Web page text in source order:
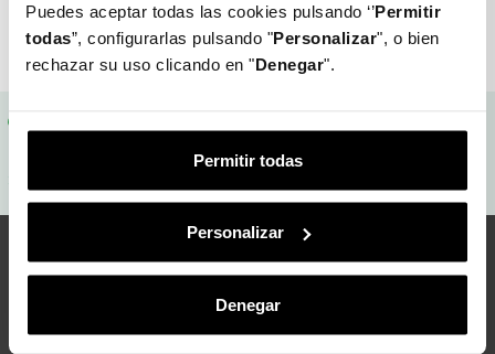
Puedes aceptar todas las cookies pulsando ‘’Permitir
todas”, configurarlas pulsando "Personalizar", o bien
rechazar su uso clicando en "Denegar".
Permitir todas
Personalizar
Denegar
Volver arriba
Gastos de envío gratis Garantía asegurada
Te mantenemos al día